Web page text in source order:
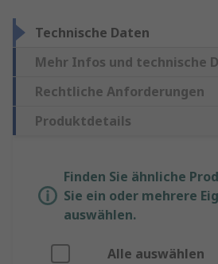
Technische Daten
Mehr Infos und technische
Rechtliche Anforderungen
Produktdetails
Finden Sie ähnliche
Sie ein oder mehrere
auswählen.
Alle auswählen